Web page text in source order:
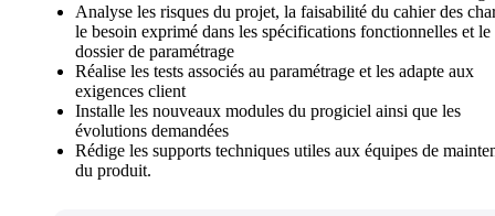
Analyse les risques du projet, la faisabilité du cahier des
le besoin exprimé dans les spécifications fonctionnelles et le
dossier de paramétrage
Réalise les tests associés au paramétrage et les adapte aux
exigences client
Installe les nouveaux modules du progiciel ainsi que les
évolutions demandées
Rédige les supports techniques utiles aux équipes de
du produit.